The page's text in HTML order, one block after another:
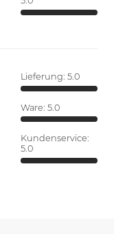
Lieferung: 5.0
Ware: 5.0
Kundenservice:
5.0